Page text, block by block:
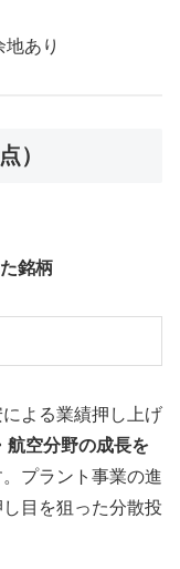
あり
）
銘柄
よる業績押し上げ
航空分野の成長を
。プラント事業の進
目を狙った分散投